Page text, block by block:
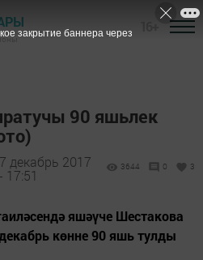
90 яшьлек
7 декабрь 2017
- 17:51
3644 0 3
яшәүче Шестакова
көнне 90 яшь тулды
закрытие баннера через